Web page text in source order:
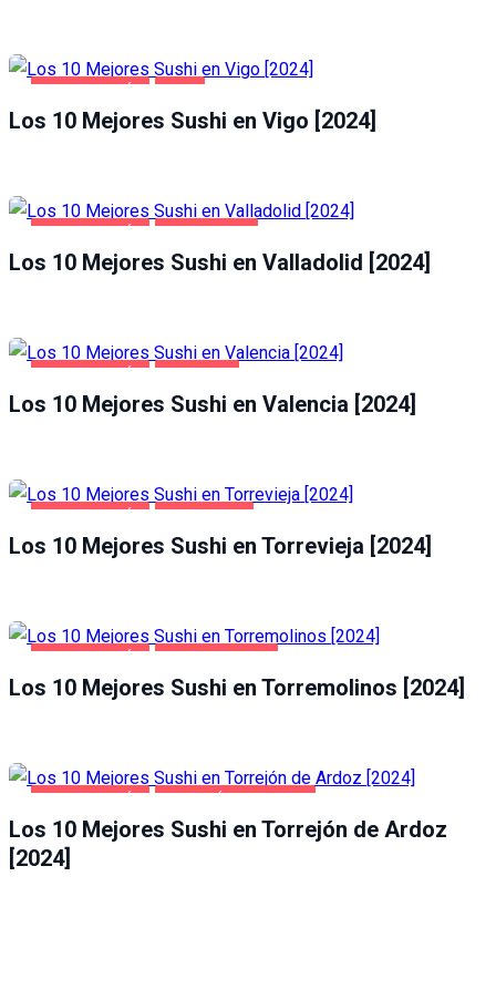
Los 10 Mejores Sushi en Vigo [2024]
Los 10 Mejores Sushi en Valladolid [2024]
Los 10 Mejores Sushi en Valencia [2024]
Los 10 Mejores Sushi en Torrevieja [2024]
Los 10 Mejores Sushi en Torremolinos [2024]
Los 10 Mejores Sushi en Torrejón de Ardoz
[2024]